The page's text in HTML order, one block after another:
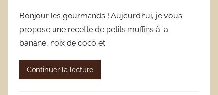
Bonjour les gourmands ! Aujourd’hui, je vous
propose une recette de petits muffins à la
banane, noix de coco et
Continuer la lecture